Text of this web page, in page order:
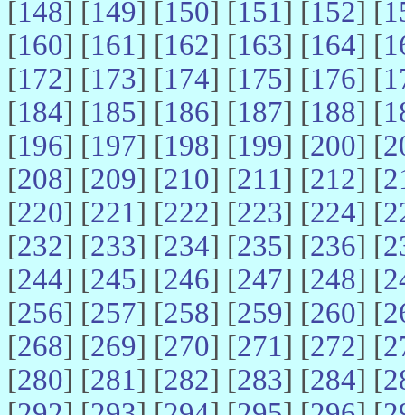
[148] [149] [150] [151] [152] [
[160] [161] [162] [163] [164] [
[172] [173] [174] [175] [176] [
[184] [185] [186] [187] [188] [
[196] [197] [198] [199] [200] [
[208] [209] [210] [211] [212] [
[220] [221] [222] [223] [224] [
[232] [233] [234] [235] [236] [
[244] [245] [246] [247] [248] [
[256] [257] [258] [259] [260] [
[268] [269] [270] [271] [272] [
[280] [281] [282] [283] [284] [